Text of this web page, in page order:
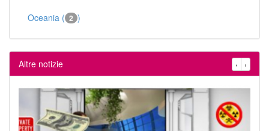
Oceania ( 2 )
Altre notizie ‹ ›